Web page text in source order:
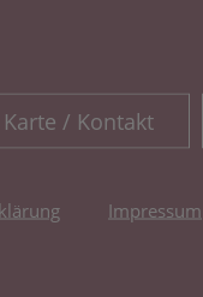
/ Kontakt
Impressum